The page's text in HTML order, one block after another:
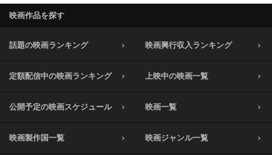
映画作品を探す
話題の映画ランキング 映画興行収入ランキング
定額配信中の映画ランキング 上映中の映画一覧
公開予定の映画スケジュール 映画一覧
映画製作国一覧 映画ジャンル一覧